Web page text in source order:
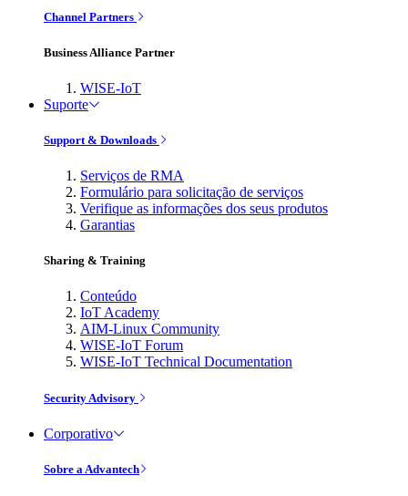
Channel Partners
Business Alliance Partner
WISE-IoT
Suporte
Support & Downloads
Serviços de RMA
Formulário para solicitação de serviços
Verifique as informações dos seus produtos
Garantias
Sharing & Training
Conteúdo
IoT Academy
AIM-Linux Community
WISE-IoT Forum
WISE-IoT Technical Documentation
Security Advisory
Corporativo
Sobre a Advantech